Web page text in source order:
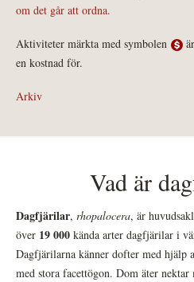
om det går att ordna.
Aktiviteter märkta med symbolen
en kostnad för.
Arkiv
Vad är
Dagfjärilar, rhopalocera, är
över 19 000 kända arter dagfjärilar i
Dagfjärilarna känner dofter med hjälp
med stora facettögon. Dom äter nektar